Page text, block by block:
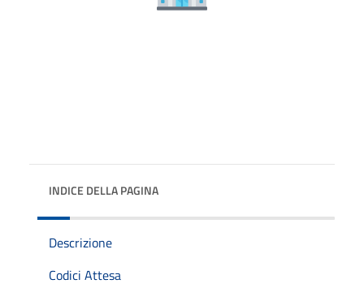
INDICE DELLA PAGINA
Descrizione
Codici Attesa